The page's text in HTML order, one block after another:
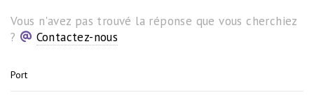
Vous n'avez pas trouvé la réponse que vous cherchiez
?
Contactez-nous
Port